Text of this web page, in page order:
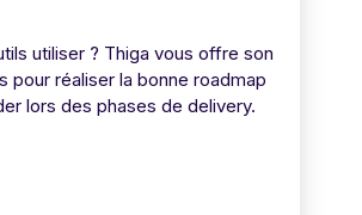
utiliser ? Thiga vous offre son
pour réaliser la bonne roadmap
lors des phases de delivery.